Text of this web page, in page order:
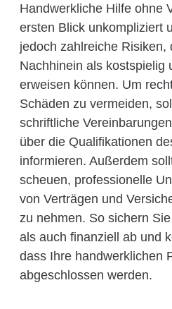
Handwerkliche Hilfe ohne
ersten Blick unkompliziert
jedoch zahlreiche Risiken,
Nachhinein als kostspielig
erweisen können. Um
Schäden zu vermeiden,
schriftliche
über die Qualifikationen
informieren. Außerdem
scheuen, professionelle
von Verträgen und
zu nehmen. So sichern
als auch finanziell ab und
dass Ihre handwerklichen
abgeschlossen werden.